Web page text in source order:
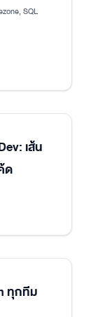
SQL
เส้น
ด
ทุกทีม